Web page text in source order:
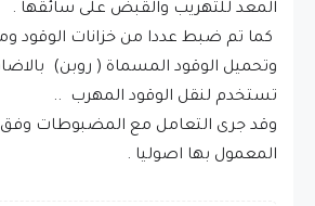
المعد للتهريب والقبض على سائقها .
كما تم ضبط عددا من خزانات الوقود
وتحميل الوقود المسماة ( روبن)
تستخدم لنقل الوقود المهرب ..
وقد جرى التعامل مع المضبوطات وفق
المعمول بها اصوليا .